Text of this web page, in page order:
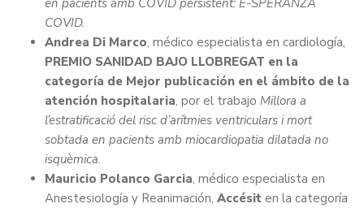
en pacients amb COVID persistent: E-SPERANZA
COVID.
Andrea Di Marco, médico especialista en cardiología,
PREMIO SANIDAD BAJO LLOBREGAT en la
categoría de Mejor publicación en el ámbito de la
atención hospitalaria, por el trabajo Millora a
l’estratificació del risc d’arítmies ventriculars i mort
sobtada en pacients amb miocardiopatia dilatada no
isquèmica.
Mauricio Polanco Garcia, médico especialista en
Anestesiología y Reanimación, Accésit en la categoría